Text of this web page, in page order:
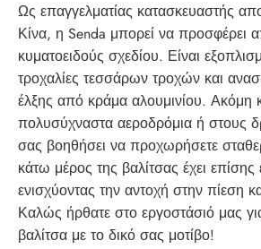
Ως επαγγελματίας κατασκευαστής
Κίνα, η Senda μπορεί να προσφέρει
κυματοειδούς σχεδίου. Είναι
τροχαλίες τεσσάρων τροχών και
έλξης από κράμα αλουμινίου. Ακόμη
πολυσύχναστα αεροδρόμια ή στους
σας βοηθήσει να προχωρήσετε
κάτω μέρος της βαλίτσας έχει επίσης
ενισχύοντας την αντοχή στην πίεση
Καλώς ήρθατε στο εργοστάσιό μας
βαλίτσα με το δικό σας μοτίβο!